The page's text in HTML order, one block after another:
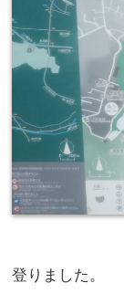
登りました。